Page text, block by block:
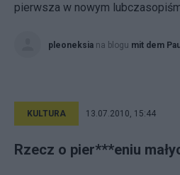
pierwsza w nowym
pleoneksia na blogu mit dem
KULTURA 13.07.2010, 15:44
Rzecz o pier***eniu